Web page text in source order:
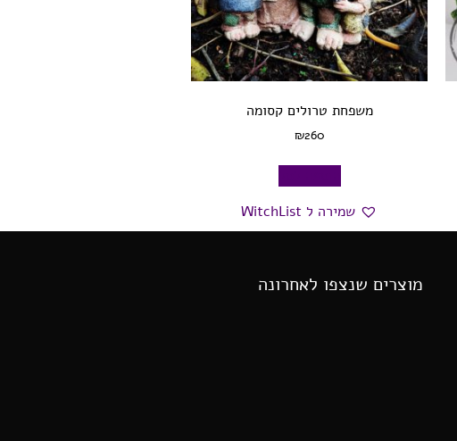
משפחת טרולים קסומה
₪260
שמירה ל WitchList
מוצרים שנצפו לאחרונה